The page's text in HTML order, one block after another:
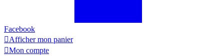
Facebook
Afficher mon panier
Mon compte